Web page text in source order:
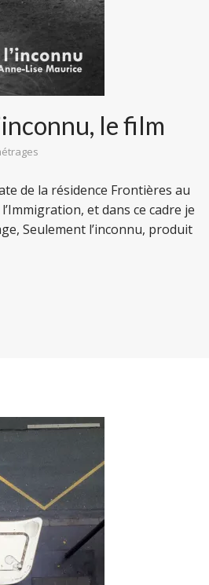
le film
de la résidence Frontières au
et dans ce cadre je
Seulement l’inconnu, produit